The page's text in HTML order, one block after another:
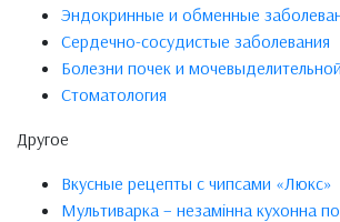
Эндокринные и обменные
Сердечно-сосудистые заболевания
Болезни почек и
Стоматология
Другое
Вкусные рецепты с чипсами «Люкс»
Мультиварка – незамінна кухонна